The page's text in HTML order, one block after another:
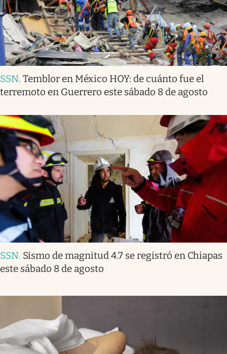
SSN. Temblor en México HOY: de cuánto fue el
terremoto en Guerrero este sábado 8 de agosto
SSN. Sismo de magnitud 4.7 se registró en Chiapas
este sábado 8 de agosto